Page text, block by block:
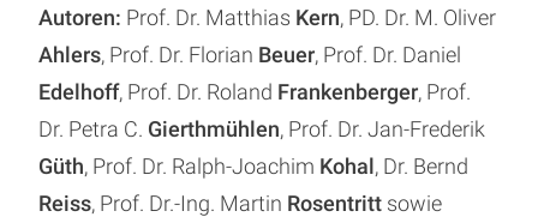
Autoren: Prof. Dr. Matthias Kern, PD. Dr. M. Oliver
Ahlers, Prof. Dr. Florian Beuer, Prof. Dr. Daniel
Edelhoff, Prof. Dr. Roland Frankenberger, Prof.
Dr. Petra C. Gierthmühlen, Prof. Dr. Jan-Frederik
Güth, Prof. Dr. Ralph-Joachim Kohal, Dr. Bernd
Reiss, Prof. Dr.-Ing. Martin Rosentritt sowie